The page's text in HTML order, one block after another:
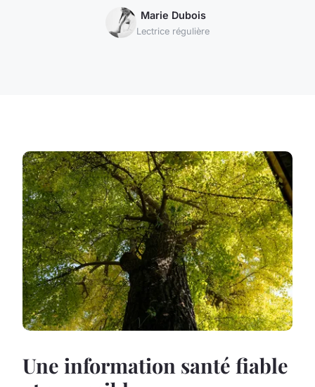
Marie Dubois
Lectrice régulière
Une information santé fiable